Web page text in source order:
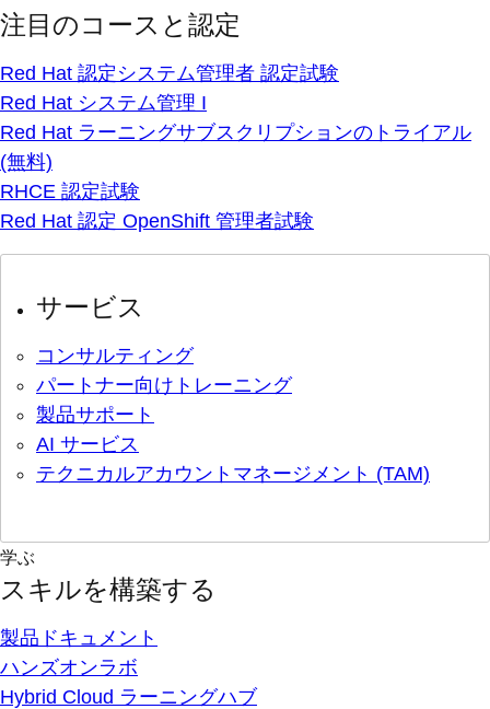
注目のコースと認定
Red Hat 認定システム管理者 認定試験
Red Hat システム管理 I
Red Hat ラーニングサブスクリプションのトライアル
(無料)
RHCE 認定試験
Red Hat 認定 OpenShift 管理者試験
サービス
コンサルティング
パートナー向けトレーニング
製品サポート
AI サービス
テクニカルアカウントマネージメント (TAM)
学ぶ
スキルを構築する
製品ドキュメント
ハンズオンラボ
Hybrid Cloud ラーニングハブ